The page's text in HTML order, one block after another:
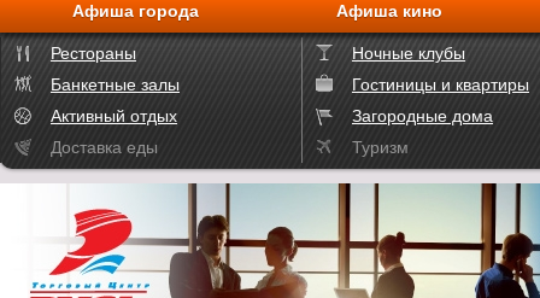
Афиша города Афиша кино
Рестораны
Ночные клубы
Банкетные залы
Гостиницы и квартиры
Активный отдых
Загородные дома
Доставка еды
Туризм